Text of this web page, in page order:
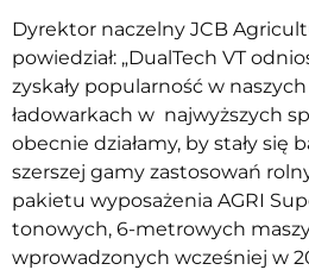
Dyrektor naczelny JCB
powiedział: „DualTech VT
zyskały popularność w
ładowarkach w najwyższych
obecnie działamy, by stały się
szerszej gamy zastosowań
pakietu wyposażenia AGRI
tonowych, 6-metrowych
wprowadzonych wcześniej w